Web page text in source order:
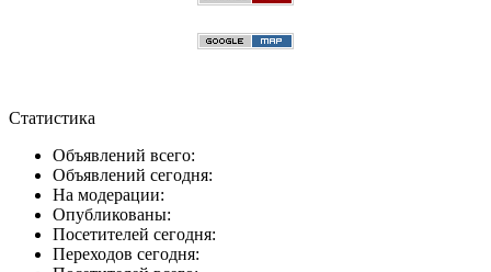
Статистика
Объявлений всего:
Объявлений сегодня:
На модерации:
Опубликованы:
Посетителей сегодня:
Переходов сегодня: